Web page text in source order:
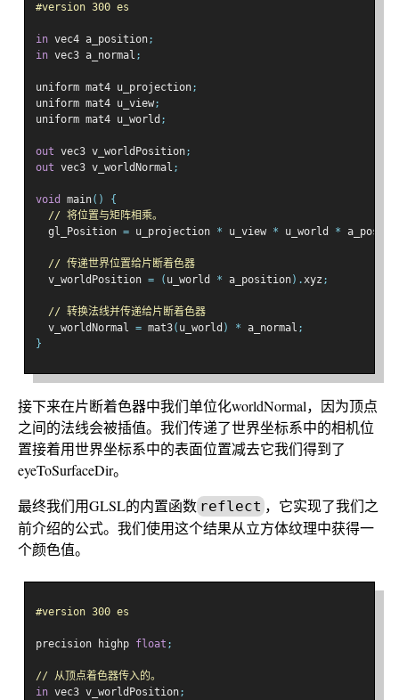
#version 300 es
in vec4 a_position;
in vec3 a_normal ;
uniform mat4 u_projection;
uniform mat4 u_view;
uniform mat4 u_world ;
out vec3 v_worldPosition;
out vec3 v_worldNormal ;
void main()
{
// 将位置与矩阵相乘。
  gl_Position
= u_projection * u_view * u_world *
// 传递世界位置给片断着色器
  v_worldPosition
= ( u_world * a_position).xyz ;
// 转换法线并传递给片断着色器
  v_worldNormal
= mat3( u_world ) * a_normal ;
}
接下来在片断着色器中我们单位化worldNormal，因为顶点
之间的法线会被插值。我们传递了世界坐标系中的相机位
置接着用世界坐标系中的表面位置减去它我们得到了
eyeToSurfaceDir。
最终我们用GLSL的内置函数 reflect ，它实现了我们之
前介绍的公式。我们使用这个结果从立方体纹理中获得一
个颜色值。
#version 300 es
precision highp float ;
// 从顶点着色器传入的。
in vec3 v_worldPosition;